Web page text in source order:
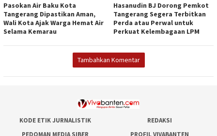
Pasokan Air Baku Kota
Tangerang Dipastikan Aman,
Wali Kota Ajak Warga Hemat Air
Selama Kemarau
Hasanudin BJ Dorong Pemkot
Tangerang Segera Terbitkan
Perda atau Perwal untuk
Perkuat Kelembagaan LPM
Tambahkan Komentar
KODE ETIK JURNALISTIK
REDAKSI
PEDOMAN MEDIA SIBER
PROFIL VIVABANTEN